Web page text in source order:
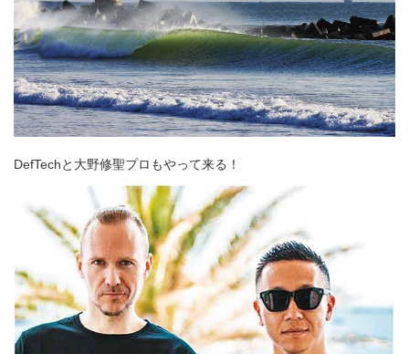
DefTechと大野修聖プロもやって来る！